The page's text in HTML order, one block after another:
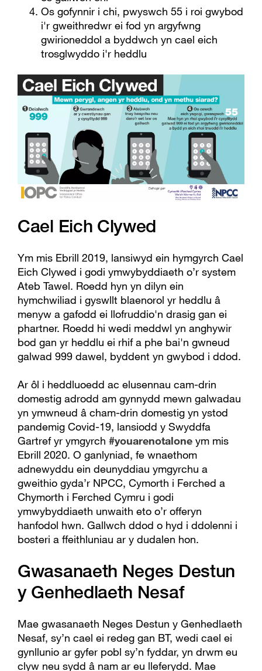
Os gofynnir i chi, pwyswch 55 i roi gwybod
i'r gweithredwr ei fod yn argyfwng
gwirioneddol a byddwch yn cael eich
trosglwyddo i'r heddlu
Cael Eich Clywed
Ym mis Ebrill 2019, lansiwyd ein hymgyrch Cael
Eich Clywed i godi ymwybyddiaeth o’r system
Ateb Tawel. Roedd hyn yn dilyn ein
hymchwiliad i gyswllt blaenorol yr heddlu â
menyw a gafodd ei llofruddio'n drasig gan ei
phartner. Roedd hi wedi meddwl yn anghywir
bod gan yr heddlu ei rhif a phe bai'n gwneud
galwad 999 dawel, byddent yn gwybod i ddod.
Ar ôl i heddluoedd ac elusennau cam-drin
domestig adrodd am gynnydd mewn galwadau
yn ymwneud â cham-drin domestig yn ystod
pandemig Covid-19, lansiodd y Swyddfa
Gartref yr ymgyrch #youarenotalone ym mis
Ebrill 2020. O ganlyniad, fe wnaethom
adnewyddu ein deunyddiau ymgyrchu a
gweithio gyda’r NPCC, Cymorth i Ferched a
Chymorth i Ferched Cymru i godi
ymwybyddiaeth unwaith eto o’r offeryn
hanfodol hwn. Gallwch ddod o hyd i ddolenni i
bosteri a ffeithluniau ar y dudalen hon.
Gwasanaeth Neges Destun
y Genhedlaeth Nesaf
Mae gwasanaeth Neges Destun y Genhedlaeth
Nesaf, sy’n cael ei redeg gan BT, wedi cael ei
gynllunio ar gyfer pobl sy’n fyddar, yn drwm eu
clyw neu sydd â nam ar eu lleferydd. Mae